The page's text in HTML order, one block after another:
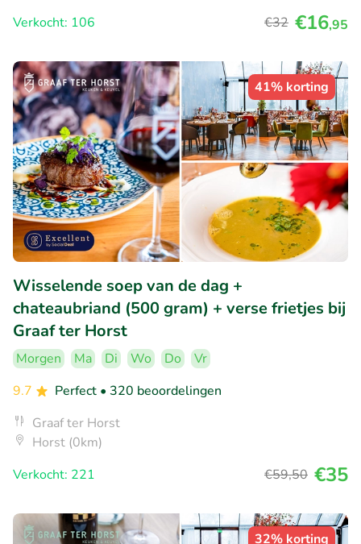
Verkocht: 106
€32 €16,95
41% korting
Wisselende soep van de dag +
chateaubriand (500 gram) + verse frietjes bij
Graaf ter Horst
Morgen Ma Di Wo Do
Vr
9.7
Perfect • 320 beoordelingen
Graaf ter Horst
Horst (0km)
Verkocht: 221
€59,50 €35
32% korting